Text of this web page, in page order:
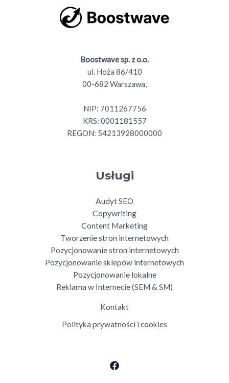
Boostwave sp. z o.o.
ul. Hoża 86/410
00-682 Warszawa,
NIP: 7011267756
KRS: 0001181557
REGON: 54213928000000
Usługi
Audyt SEO
Copywriting
Content Marketing
Tworzenie stron internetowych
Pozycjonowanie stron internetowych
Pozycjonowanie sklepów internetowych
Pozycjonowanie lokalne
Reklama w Internecie (SEM & SM)
Kontakt
Polityka prywatności i cookies